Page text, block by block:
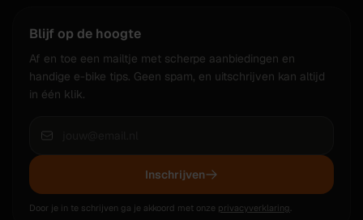
Blijf op de hoogte
Af en toe een mailtje met scherpe aanbiedingen en
handige e-bike tips. Geen spam, en uitschrijven kan altijd
in één klik.
Inschrijven
Door je in te schrijven ga je akkoord met onze privacyverklaring.